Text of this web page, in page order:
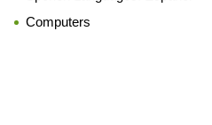
Computers